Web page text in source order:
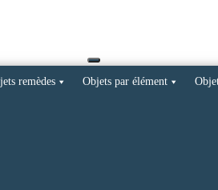
remèdes Objets par élément